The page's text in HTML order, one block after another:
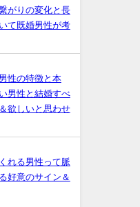
がりの変化と長
て既婚男性が考
性の特徴と本
男性と結婚すべ
欲しいと思わせ
れる男性って脈
好意のサイン＆